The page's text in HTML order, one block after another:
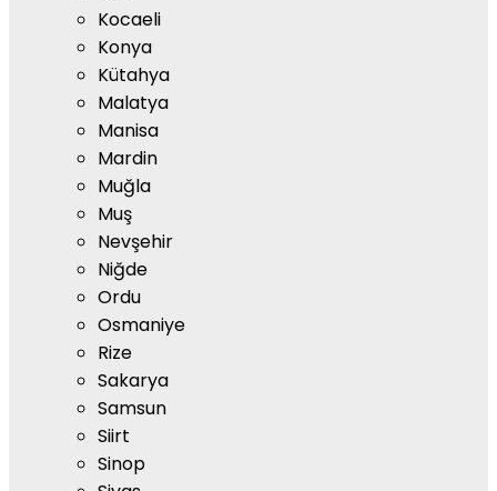
Kocaeli
Konya
Kütahya
Malatya
Manisa
Mardin
Muğla
Muş
Nevşehir
Niğde
Ordu
Osmaniye
Rize
Sakarya
Samsun
Siirt
Sinop